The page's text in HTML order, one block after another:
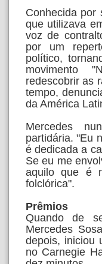
Conhecida por
que utilizava
voz de
por um
político,
movimento
redescobrir as
tempo,
da América
Mercedes
partidária. "Eu
é dedicada a
Se eu me
aquilo que é
folclórica".
Prêmios
Quando de
Mercedes
depois, iniciou
no Carnegie